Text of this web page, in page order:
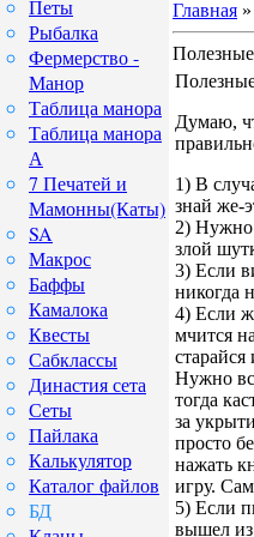
Петы
Рыбалка
Фермерство -
Манор
Таблица манора
Таблица манора
А
7 Печатей и
Мамонны(Каты)
SA
Макрос
Баффы
Камалока
Квесты
Сабклассы
Династия сета
Сеты
Пайлака
Калькулятор
Каталог файлов
БД
Главная
Думаю,
1) В
знай же-
2) Нужно
злой
3) Если
никогда
4) Если
мчится
Нужно
тогда
за
просто
нажать
игру.
5) Если
вышел из